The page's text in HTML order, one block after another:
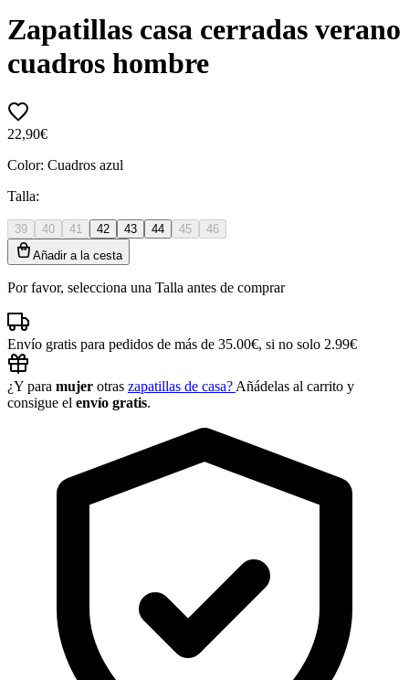
Zapatillas casa cerradas verano
cuadros hombre
22,90€
Color: Cuadros azul
Talla:
39 40 41 42 43 44 45
46
Añadir a la cesta
Por favor, selecciona una Talla antes de comprar
Envío gratis para pedidos de más de 35.00€, si no solo 2.99€
¿Y para mujer otras zapatillas de casa? Añádelas al carrito y
consigue el envío gratis.